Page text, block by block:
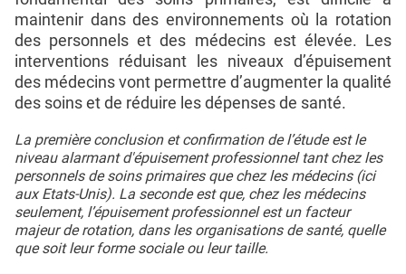
maintenir dans des environnements où la rotation
des personnels et des médecins est élevée. Les
interventions réduisant les niveaux d’épuisement
des médecins vont permettre d’augmenter la qualité
des soins et de réduire les dépenses de santé.
La première conclusion et confirmation de l’étude est le
niveau alarmant d'épuisement professionnel tant chez les
personnels de soins primaires que chez les médecins (ici
aux Etats-Unis). La seconde est que, chez les médecins
seulement, l’épuisement professionnel est un facteur
majeur de rotation, dans les organisations de santé, quelle
que soit leur forme sociale ou leur taille.